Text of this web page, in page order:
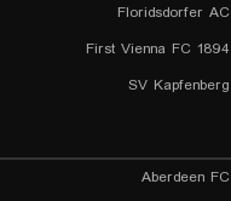
Floridsdorfer AC
First Vienna FC 1894
SV Kapfenberg
Aberdeen FC